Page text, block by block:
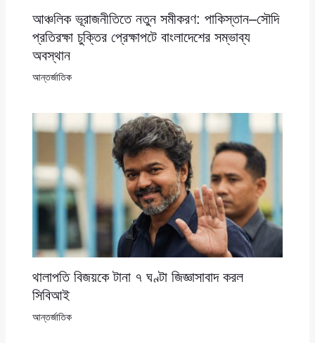
আঞ্চলিক ভূরাজনীতিতে নতুন সমীকরণ: পাকিস্তান–সৌদি
প্রতিরক্ষা চুক্তির প্রেক্ষাপটে বাংলাদেশের সম্ভাব্য
অবস্থান
আন্তর্জাতিক
থালাপতি বিজয়কে টানা ৭ ঘণ্টা জিজ্ঞাসাবাদ করল
সিবিআই
আন্তর্জাতিক